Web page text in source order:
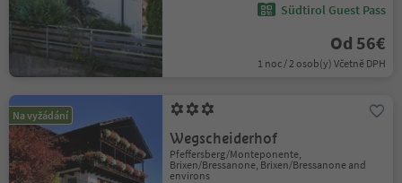
Südtirol Guest Pass
Od 56€
1 noc / 2 osob(y) Včetně DPH
Na vyžádání
Wegscheiderhof
Pfeffersberg/Monteponente,
Brixen/Bressanone, Brixen/Bressanone and
environs